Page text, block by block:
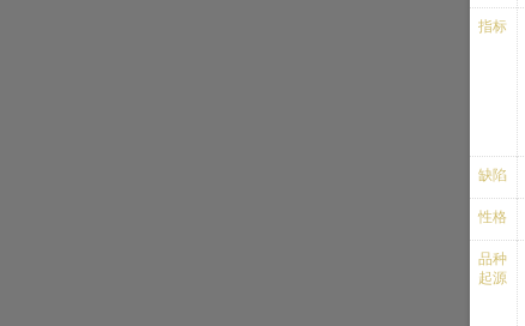
指标
缺陷
性格
品种
起源